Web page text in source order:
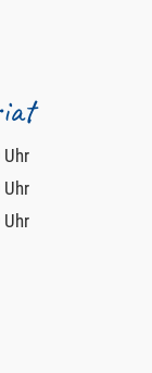
Uhr
Uhr
Uhr